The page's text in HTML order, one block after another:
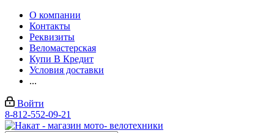
О компании
Контакты
Реквизиты
Веломастерская
Купи В Кредит
Условия доставки
...
Войти
8-812-552-09-21